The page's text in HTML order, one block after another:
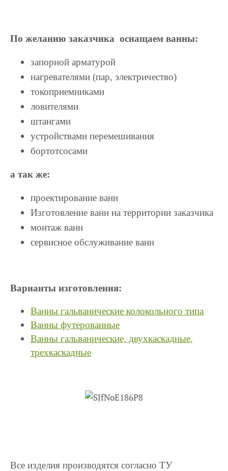
По желанию заказчика оснащаем ванны:
запорной арматурой
нагревателями (пар, электричество)
токоприемниками
ловителями
штангами
устройствами перемешивания
бортотсосами
а так же:
проектирование ванн
Изготовление ванн на территории заказчика
монтаж ванн
сервисное обслуживание ванн
Варианты изготовления:
Ванны гальванические колокольного типа
Ванны футерованные
Ванны гальванические, двухкаскадные,
трехкаскадные
Все изделия производятся согласно ТУ